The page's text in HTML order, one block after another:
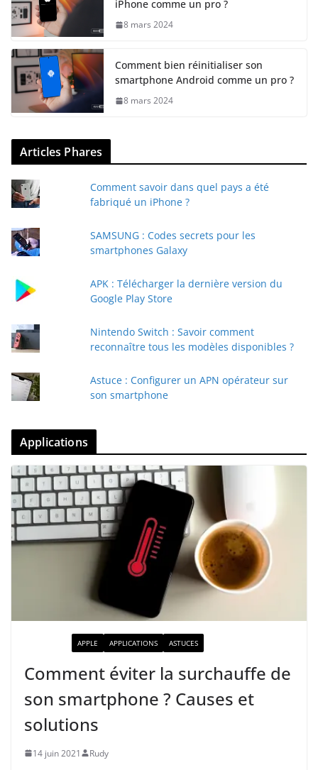
iPhone comme un pro ?
8 mars 2024
Comment bien réinitialiser son
smartphone Android comme un pro ?
8 mars 2024
Articles Phares
Comment savoir dans quel pays a été
fabriqué un iPhone ?
SAMSUNG : Codes secrets pour les
smartphones Galaxy
APK : Télécharger la dernière version du
Google Play Store
Nintendo Switch : Savoir comment
reconnaître tous les modèles disponibles ?
Astuce : Configurer un APN opérateur sur
son smartphone
Applications
APPLE APPLICATIONS ASTUCES
Comment éviter la surchauffe de
son smartphone ? Causes et
solutions
14 juin 2021 Rudy